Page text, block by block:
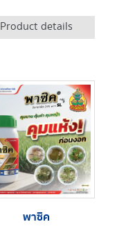
Product details
พาซิค